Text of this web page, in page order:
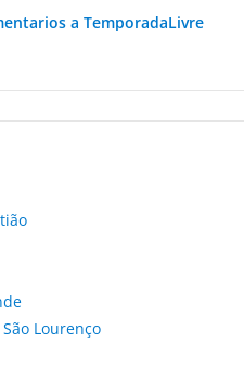
a TemporadaLivre
Lourenço